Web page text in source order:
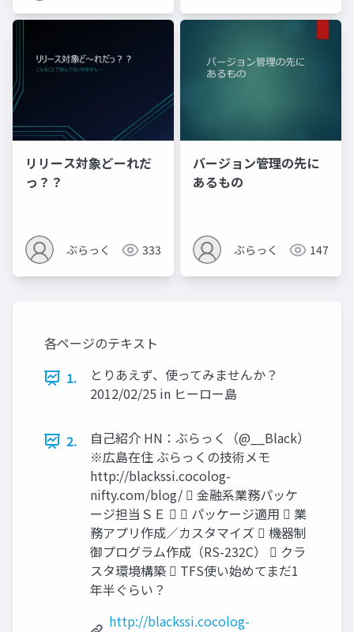
リリース対象どーれだ
っ？？
ぶらっく 333
バージョン管理の先に
あるもの
ぶらっく 147
各ページのテキスト
1.
とりあえず、使ってみませんか？
2012/02/25 in ヒーロー島
2.
自己紹介 HN：ぶらっく（@__Black）
※広島在住 ぶらっくの技術メモ
http://blackssi.cocolog-
nifty.com/blog/  金融系業務パッケ
ージ担当ＳＥ   パッケージ適用  業
務アプリ作成／カスタマイズ  機器制
御プログラム作成（RS-232C）  クラ
スタ環境構築  TFS使い始めてまだ1
年半ぐらい？
http://blackssi.cocolog-